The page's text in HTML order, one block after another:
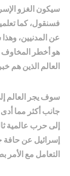
سيكون الغزو
فسنقول، كما
عن المدنيين،
هو أخطر المخاوف
العالم الذين هم
سوف يجر العالم
جانب أكثر مما أدى
إلى حرب عالمية
إسرائيل عن حافة
التعامل مع